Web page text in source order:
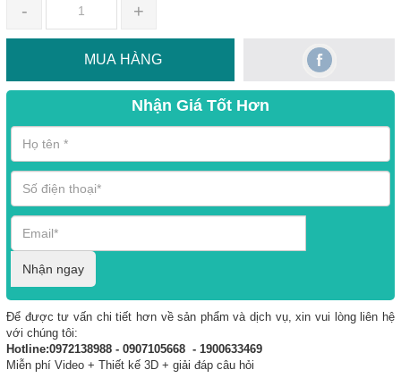
- +
MUA HÀNG
Nhận Giá Tốt Hơn
Nhận ngay
Để được tư vấn chi tiết hơn về sản phẩm và dịch vụ, xin vui lòng liên hệ
với chúng tôi:
Hotline:0972138988 - 0907105668 - 1900633469
Miễn phí Video + Thiết kế 3D + giải đáp câu hỏi